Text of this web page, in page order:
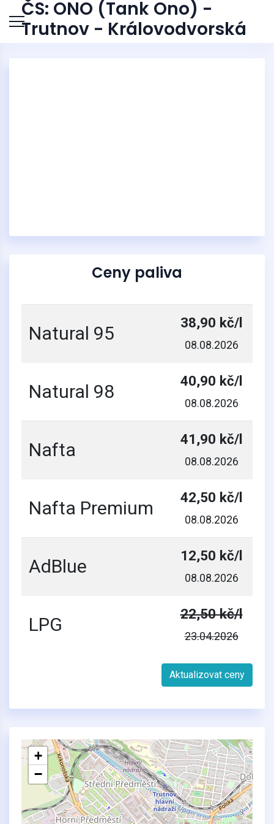
ČS: ONO (Tank Ono) -
Trutnov - Královodvorská
Ceny paliva
Natural 95 38,90 kč/l
08.08.2026
Natural 98 40,90 kč/l
08.08.2026
Nafta 41,90 kč/l
08.08.2026
Nafta Premium 42,50 kč/l
08.08.2026
AdBlue 12,50 kč/l
08.08.2026
LPG 22,50 kč/l
23.04.2026
Aktualizovat ceny
+
−